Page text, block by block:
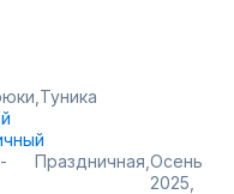
Туника
Праздничная,Осень
2025,